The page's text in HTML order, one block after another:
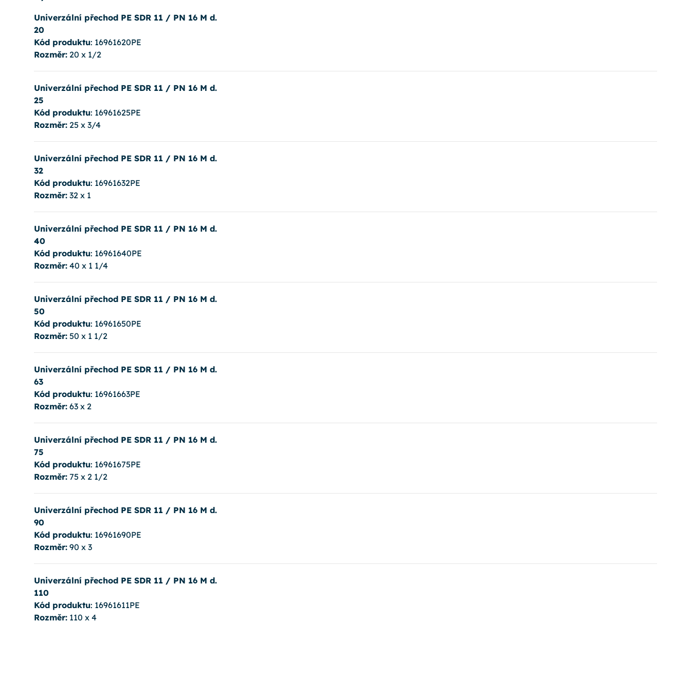
Univerzální přechod PE SDR 11 / PN 16 M d.
20
Kód produktu: 16961620PE
Rozměr:20 x 1/2
Univerzální přechod PE SDR 11 / PN 16 M d.
25
Kód produktu: 16961625PE
Rozměr:25 x 3/4
Univerzální přechod PE SDR 11 / PN 16 M d.
32
Kód produktu: 16961632PE
Rozměr:32 x 1
Univerzální přechod PE SDR 11 / PN 16 M d.
40
Kód produktu: 16961640PE
Rozměr:40 x 1 1/4
Univerzální přechod PE SDR 11 / PN 16 M d.
50
Kód produktu: 16961650PE
Rozměr:50 x 1 1/2
Univerzální přechod PE SDR 11 / PN 16 M d.
63
Kód produktu: 16961663PE
Rozměr:63 x 2
Univerzální přechod PE SDR 11 / PN 16 M d.
75
Kód produktu: 16961675PE
Rozměr:75 x 2 1/2
Univerzální přechod PE SDR 11 / PN 16 M d.
90
Kód produktu: 16961690PE
Rozměr:90 x 3
Univerzální přechod PE SDR 11 / PN 16 M d.
110
Kód produktu: 16961611PE
Rozměr:110 x 4